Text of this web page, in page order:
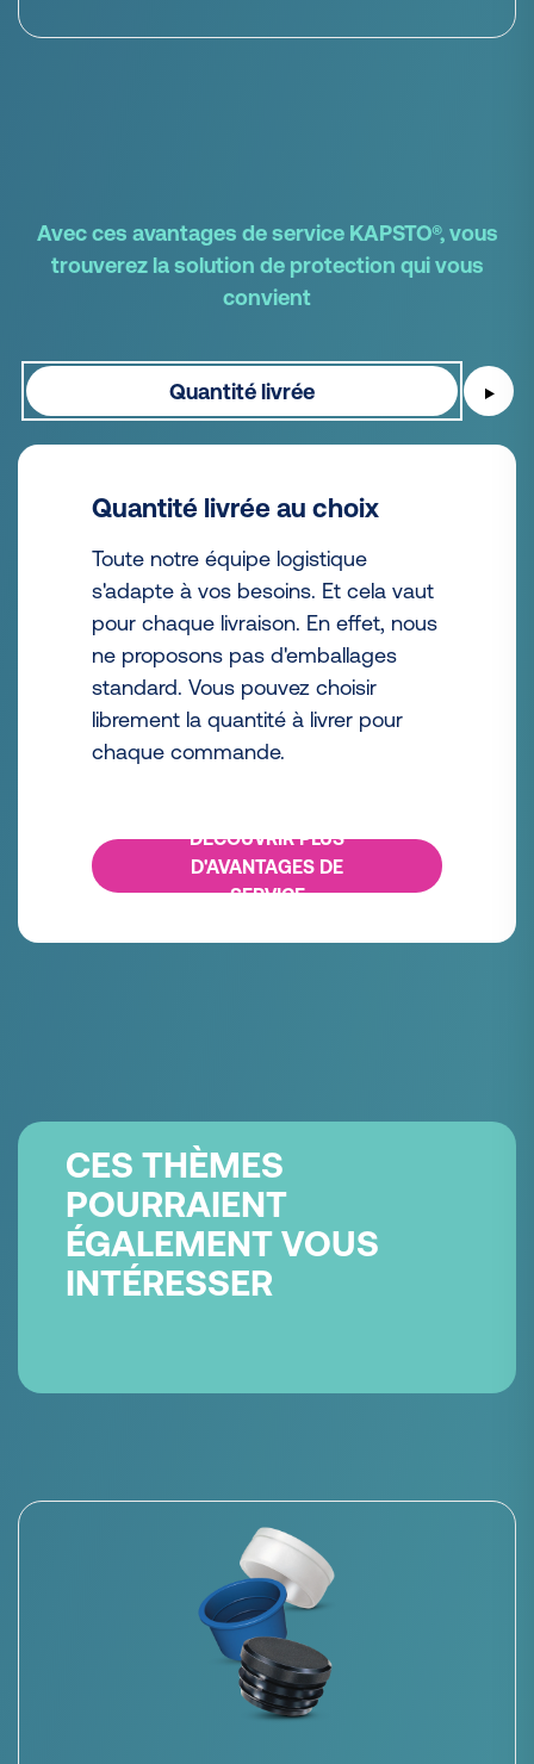
Avec ces avantages de service KAPSTO®, vous
trouverez la solution de protection qui vous
convient
Quantité livrée ▶
Quantité livrée au choix
Toute notre équipe logistique
s'adapte à vos besoins. Et cela vaut
pour chaque livraison. En effet, nous
ne proposons pas d'emballages
standard. Vous pouvez choisir
librement la quantité à livrer pour
chaque commande.
DÉCOUVRIR PLUS
D'AVANTAGES DE
SERVICE
CES THÈMES
POURRAIENT
ÉGALEMENT VOUS
INTÉRESSER